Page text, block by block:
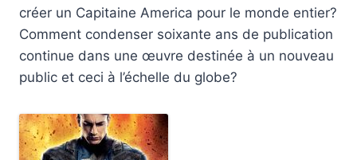
créer un Capitaine America pour le monde entier?
Comment condenser soixante ans de publication
continue dans une œuvre destinée à un nouveau
public et ceci à l’échelle du globe?